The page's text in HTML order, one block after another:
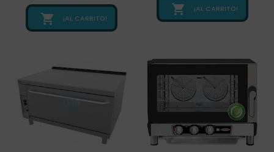
 ¡AL CARRITO!
 ¡AL CARRITO!